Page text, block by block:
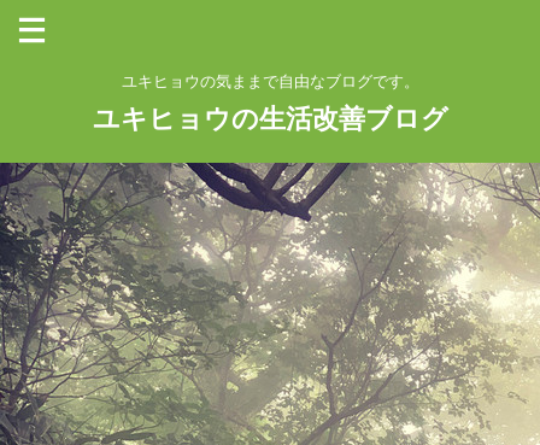
ユキヒョウの気ままで自由なブログです。
ユキヒョウの生活改善ブログ